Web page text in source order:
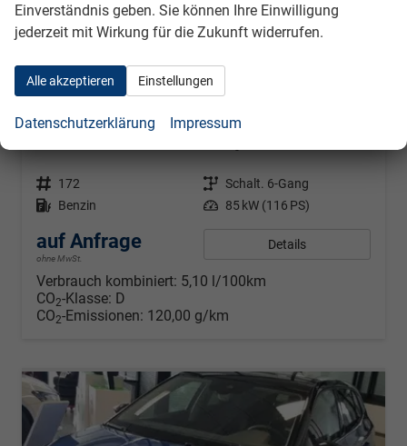
Style 1.0 TSI EVO 85 kW 6-Gang
Fahrzeugnr. 172 Getriebe Schalt. 6-Gang
Kraftstoff Benzin Leistung 85 kW (116 PS)
auf Anfrage
ohne MwSt.
Details
Verbrauch kombiniert: 5,10 l/100km
CO2-Klasse: D
CO2-Emissionen: 120,00 g/km
Einverständnis geben. Sie können Ihre Einwilligung
jederzeit mit Wirkung für die Zukunft widerrufen.
Alle akzeptieren Einstellungen
Datenschutzerklärung Impressum